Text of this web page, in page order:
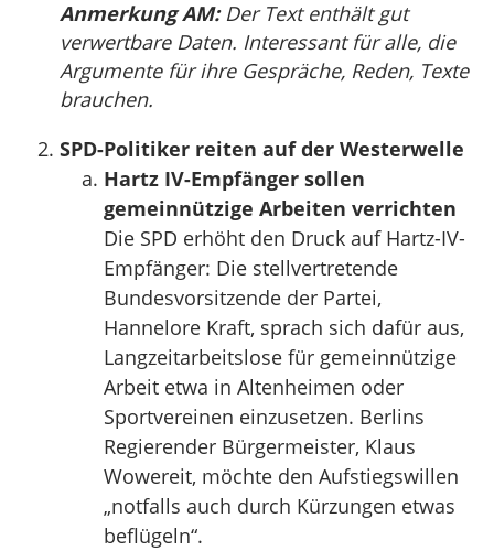
Anmerkung AM:Der Text enthält gut
verwertbare Daten. Interessant für alle, die
Argumente für ihre Gespräche, Reden, Texte
brauchen.
SPD-Politiker reiten auf der Westerwelle
Hartz IV-Empfänger sollen
gemeinnützige Arbeiten verrichten
Die SPD erhöht den Druck auf Hartz-IV-
Empfänger: Die stellvertretende
Bundesvorsitzende der Partei,
Hannelore Kraft, sprach sich dafür aus,
Langzeitarbeitslose für gemeinnützige
Arbeit etwa in Altenheimen oder
Sportvereinen einzusetzen. Berlins
Regierender Bürgermeister, Klaus
Wowereit, möchte den Aufstiegswillen
„notfalls auch durch Kürzungen etwas
beflügeln“.